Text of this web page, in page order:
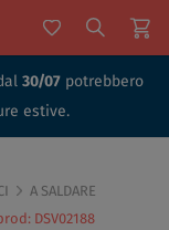
30/07 potrebbero
estive.
A SALDARE
DSV02188